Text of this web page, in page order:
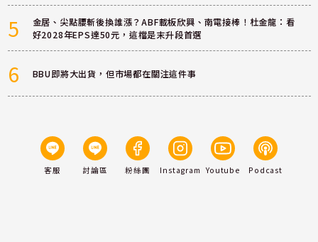
5
金居、尖點腰斬後換誰漲？ABF載板欣興、南電接棒！杜金龍：看
好2028年EPS達50元，這檔是末升段首選
6 BBU即將大出貨，但市場都在關注這件事
客服 討論區 粉絲團 Instagram Youtube Podcast